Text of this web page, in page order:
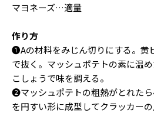
マヨネーズ…適量
作り方
❶Aの材料をみじん切りにする。黄
で抜く。マッシュポテトの素に温
こしょうで味を調える。
❷マッシュポテトの粗熱がとれた
を円すい形に成型してクラッカー